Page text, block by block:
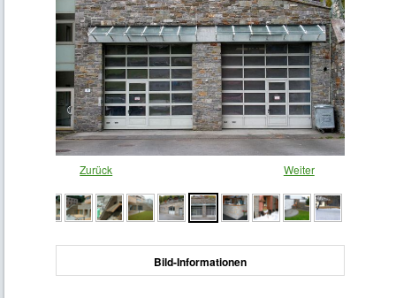
Zurück Weiter
Bild-Informationen